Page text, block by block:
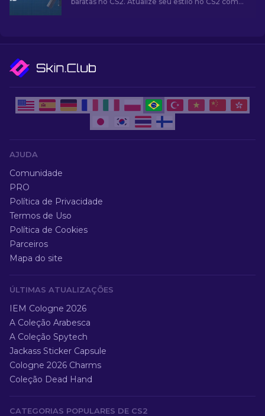
AJUDA
Comunidade
PRO
Política de Privacidade
Termos de Uso
Política de Cookies
Parceiros
Mapa do site
ÚLTIMAS ATUALIZAÇÕES
IEM Cologne 2026
A Coleção Arabesca
A Coleção Spytech
Jackass Sticker Capsule
Cologne 2026 Charms
Coleção Dead Hand
CATEGORIAS POPULARES DE CS2